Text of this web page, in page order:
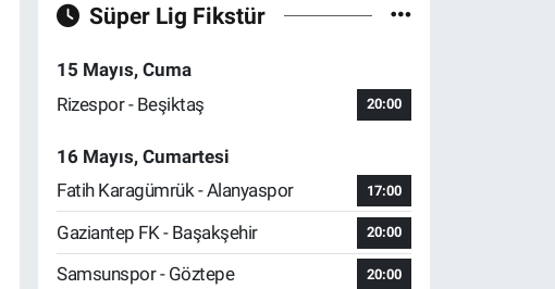
Süper Lig Fikstür
15 Mayıs, Cuma
Rizespor - Beşiktaş
20:00
16 Mayıs, Cumartesi
Fatih Karagümrük - Alanyaspor
17:00
Gaziantep FK - Başakşehir 20:00
Samsunspor - Göztepe 20:00